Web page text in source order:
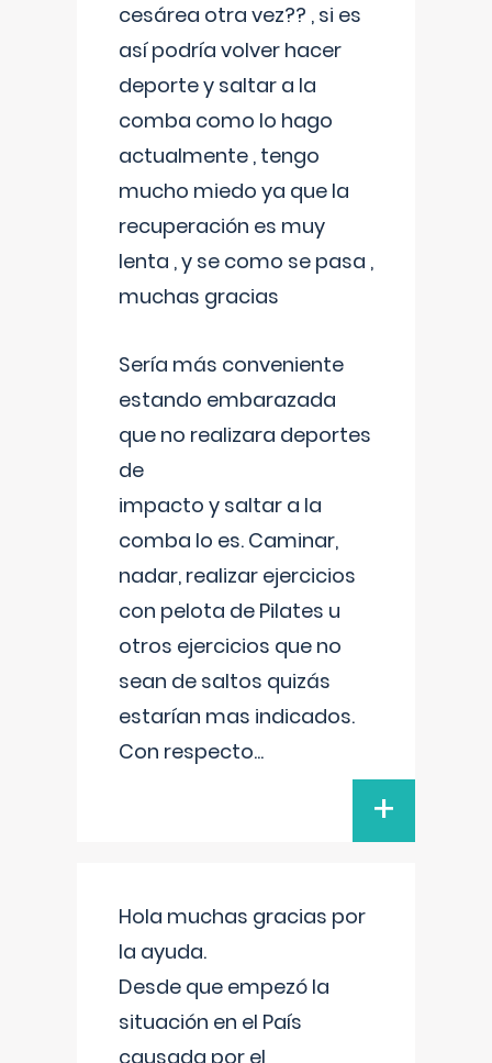
cesárea otra vez?? , si es
así podría volver hacer
deporte y saltar a la
comba como lo hago
actualmente , tengo
mucho miedo ya que la
recuperación es muy
lenta , y se como se pasa ,
muchas gracias
Sería más conveniente
estando embarazada
que no realizara deportes
de
impacto y saltar a la
comba lo es. Caminar,
nadar, realizar ejercicios
con pelota de Pilates u
otros ejercicios que no
sean de saltos quizás
estarían mas indicados.
Con respecto...
+
Hola muchas gracias por
la ayuda.
Desde que empezó la
situación en el País
causada por el